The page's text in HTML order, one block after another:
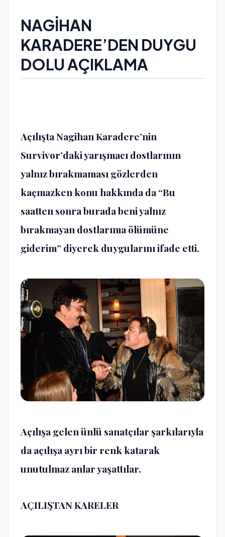
NAGİHAN
KARADERE’DEN DUYGU
DOLU AÇIKLAMA
Açılışta Nagihan Karadere’nin
Survivor’daki yarışmacı dostlarının
yalnız bırakmaması gözlerden
kaçmazken konu hakkında da “Bu
saatten sonra burada beni yalnız
bırakmayan dostlarıma ölümüne
giderim” diyerek duygularını ifade etti.
Açılışa gelen ünlü sanatçılar şarkılarıyla
da açılışa ayrı bir renk katarak
unutulmaz anlar yaşattılar.
AÇILIŞTAN KARELER